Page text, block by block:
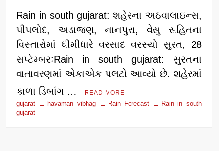
Rain in south gujarat: શહેરના અઠવાલાઇન્સ,
પીપલોદ, અડાજણ, નાનપુરા, વેસુ સહિતના
વિસ્તારોમાં ધીમીધારે વરસાદ વરસ્યો સુરત, 28
સપ્ટેમ્બરઃRain in south gujarat: સુરતના
વાતાવરણમાં એકાએક પલટો આવ્યો છે. શહેરમાં
કાળા ડિબાંગ …
READ MORE
gujarat havaman vibhag Rain Forecast
Rain in south
gujarat